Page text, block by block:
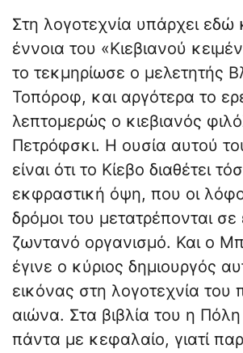
​Στη λογοτεχνία υπάρχει εδώ
έννοια του «Κιεβιανού
το τεκμηρίωσε ο μελετητής
Τοπόροφ, και αργότερα το
λεπτομερώς ο κιεβιανός
Πετρόφσκι. Η ουσία αυτού
είναι ότι το Κίεβο διαθέτει
εκφραστική όψη, που οι
δρόμοι του μετατρέπονται σε
ζωντανό οργανισμό. Και ο
έγινε ο κύριος δημιουργός
εικόνας στη λογοτεχνία του
αιώνα. Στα βιβλία του η
πάντα με κεφαλαίο, γιατί